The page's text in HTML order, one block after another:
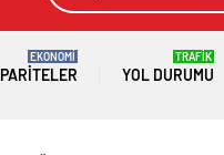
PARITELER
EKONOMİ
YOL DURUMU
TRAFİK